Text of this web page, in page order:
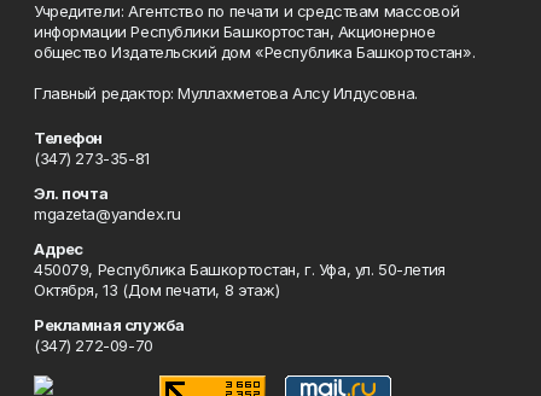
Учредители: Агентство по печати и средствам массовой
информации Республики Башкортостан, Акционерное
общество Издательский дом «Республика Башкортостан».
Главный редактор: Муллахметова Алсу Илдусовна.
Телефон
(347) 273-35-81
Эл. почта
mgazeta@yandex.ru
Адрес
450079, Республика Башкортостан, г. Уфа, ул. 50-летия
Октября, 13 (Дом печати, 8 этаж)
Рекламная служба
(347) 272-09-70